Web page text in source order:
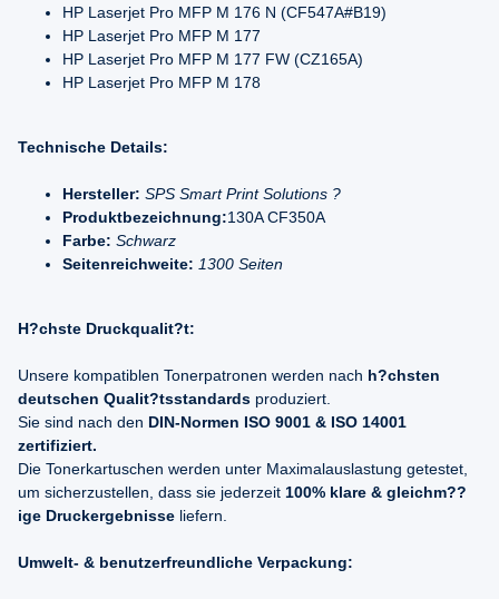
HP Laserjet Pro MFP M 176 N (CF547A#B19)
HP Laserjet Pro MFP M 177
HP Laserjet Pro MFP M 177 FW (CZ165A)
HP Laserjet Pro MFP M 178
Technische Details:
Hersteller: SPS Smart Print Solutions ?
Produktbezeichnung:130A CF350A
Farbe: Schwarz
Seitenreichweite: 1300 Seiten
H?chste Druckqualit?t:
Unsere kompatiblen Tonerpatronen werden nach h?chsten
deutschen Qualit?tsstandards produziert.
Sie sind nach den DIN-Normen ISO 9001 & ISO 14001
zertifiziert.
Die Tonerkartuschen werden unter Maximalauslastung getestet,
um sicherzustellen, dass sie jederzeit 100% klare & gleichm??
ige Druckergebnisse liefern.
Umwelt- & benutzerfreundliche Verpackung: